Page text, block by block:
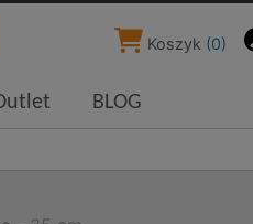
Koszyk (0)
BLOG